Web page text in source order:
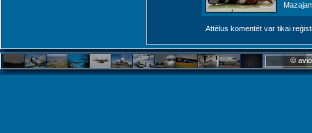
Attēlus komentēt var tikai
©